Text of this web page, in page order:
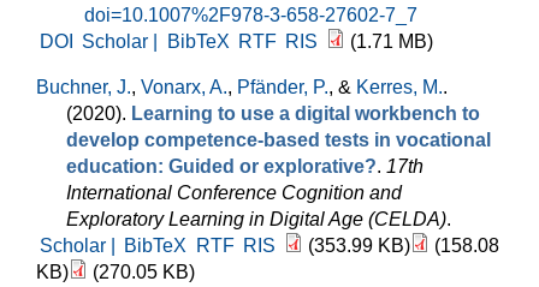
doi=10.1007%2F978-3-658-27602-7_7
DOI
Scholar | BibTeX RTF RIS (1.71 MB)
Buchner, J., Vonarx, A., Pfänder, P., & Kerres, M..
(2020). Learning to use a digital workbench to
develop competence-based tests in vocational
education: Guided or explorative?. 17th
International Conference Cognition and
Exploratory Learning in Digital Age (CELDA).
Scholar |
BibTeX RTF RIS (353.99 KB)
(158.08
KB)
(270.05 KB)